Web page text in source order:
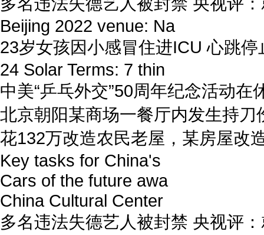
Beijing 2022 venue: Na
23岁女孩因小感冒住进ICU 心跳停
24 Solar Terms: 7 thin
中美“乒乓外交”50周年纪念活动在
北京朝阳某商场一餐厅内发生持刀
花132万改造农民老屋，某房屋改
Key tasks for China's
Cars of the future awa
China Cultural Center
多名违法失德艺人被封禁 央视评